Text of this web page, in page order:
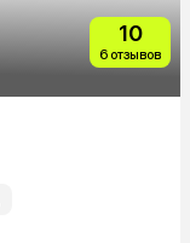
10
6 отзывов